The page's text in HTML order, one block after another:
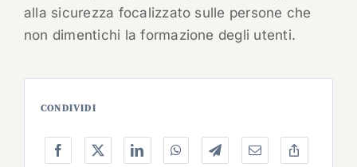
alla sicurezza focalizzato sulle persone che
non dimentichi la formazione degli utenti.
CONDIVIDI